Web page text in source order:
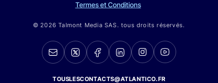
Termes et Conditions
© 2026 Talmont Media SAS. tous droits réservés.
TOUSLESCONTACTS@ATLANTICO.FR